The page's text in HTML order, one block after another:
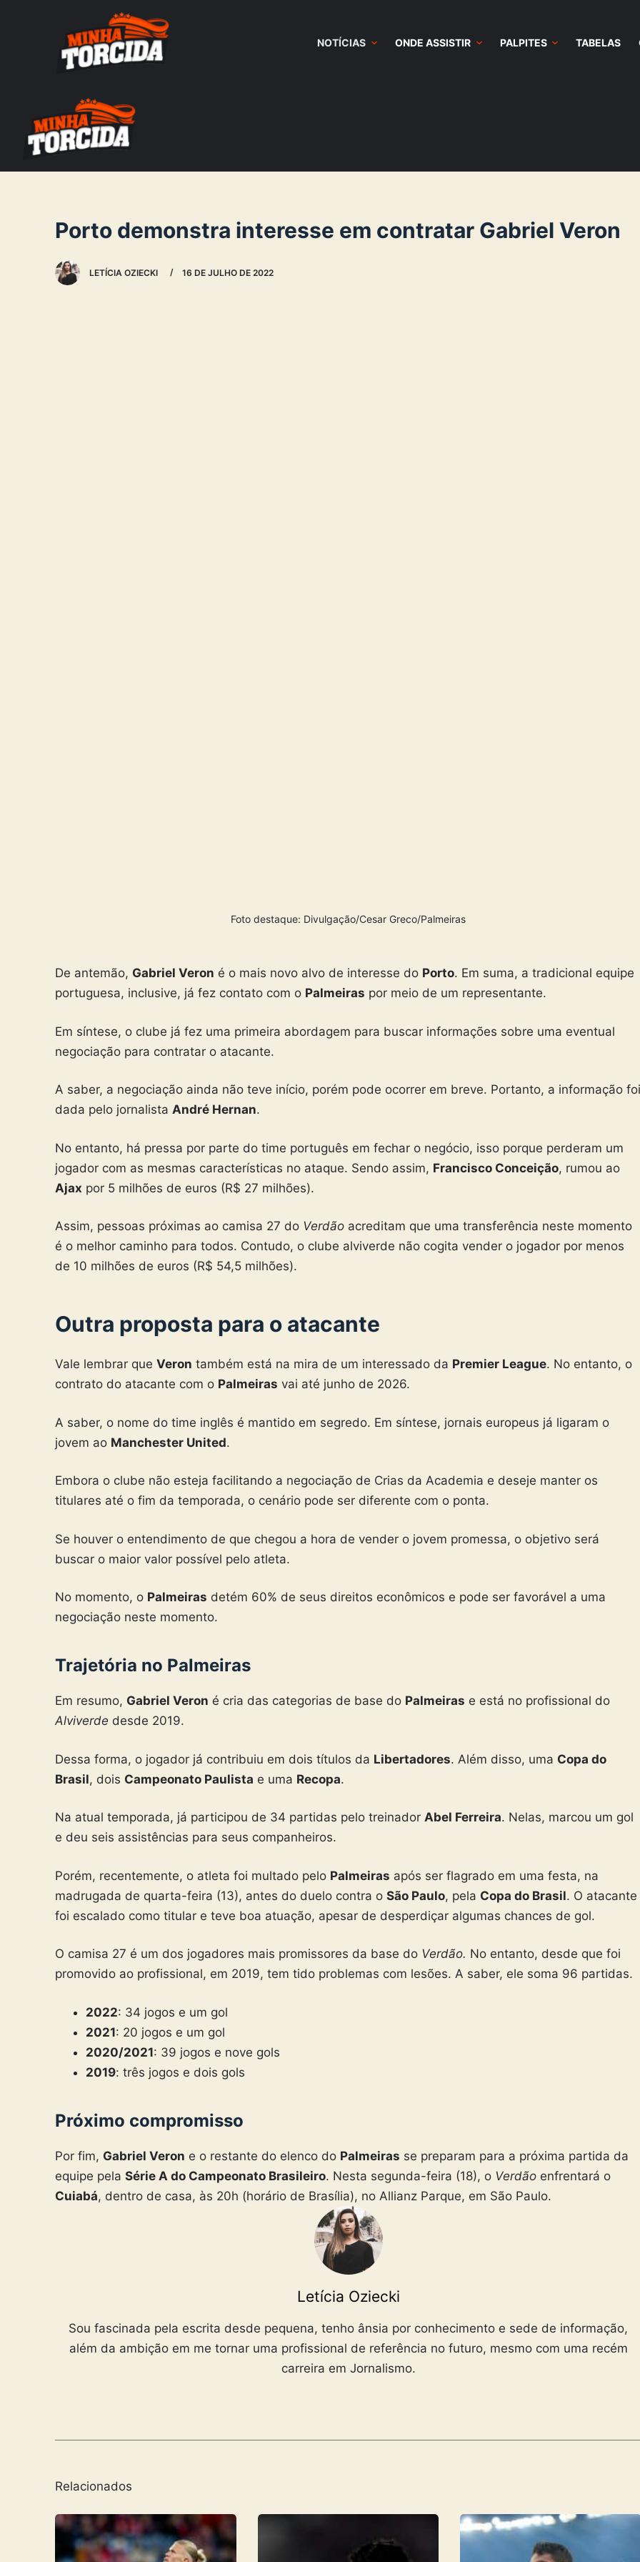
NOTÍCIAS ONDE ASSISTIR PALPITES TABELAS
Porto demonstra interesse em contratar Gabriel Veron
LETÍCIA OZIECKI 16 DE JULHO DE 2022
Foto destaque: Divulgação/Cesar Greco/Palmeiras
De antemão, Gabriel Veron é o mais novo alvo de interesse do Porto. Em suma, a tradicional equipe
portuguesa, inclusive, já fez contato com o Palmeiras por meio de um representante.
Em síntese, o clube já fez uma primeira abordagem para buscar informações sobre uma eventual
negociação para contratar o atacante.
A saber, a negociação ainda não teve início, porém pode ocorrer em breve. Portanto, a informação foi
dada pelo jornalista André Hernan.
No entanto, há pressa por parte do time português em fechar o negócio, isso porque perderam um
jogador com as mesmas características no ataque. Sendo assim, Francisco Conceição, rumou ao
Ajax por 5 milhões de euros (R$ 27 milhões).
Assim, pessoas próximas ao camisa 27 do Verdão acreditam que uma transferência neste momento
é o melhor caminho para todos. Contudo, o clube alviverde não cogita vender o jogador por menos
de 10 milhões de euros (R$ 54,5 milhões).
Outra proposta para o atacante
Vale lembrar que Veron também está na mira de um interessado da Premier League. No entanto, o
contrato do atacante com o Palmeiras vai até junho de 2026.
A saber, o nome do time inglês é mantido em segredo. Em síntese, jornais europeus já ligaram o
jovem ao Manchester United.
Embora o clube não esteja facilitando a negociação de Crias da Academia e deseje manter os
titulares até o fim da temporada, o cenário pode ser diferente com o ponta.
Se houver o entendimento de que chegou a hora de vender o jovem promessa, o objetivo será
buscar o maior valor possível pelo atleta.
No momento, o Palmeiras detém 60% de seus direitos econômicos e pode ser favorável a uma
negociação neste momento.
Trajetória no Palmeiras
Em resumo, Gabriel Veron é cria das categorias de base do Palmeiras e está no profissional do
Alviverde desde 2019.
Dessa forma, o jogador já contribuiu em dois títulos da Libertadores. Além disso, uma Copa do
Brasil, dois Campeonato Paulista e uma Recopa.
Na atual temporada, já participou de 34 partidas pelo treinador Abel Ferreira. Nelas, marcou um gol
e deu seis assistências para seus companheiros.
Porém, recentemente, o atleta foi multado pelo Palmeiras após ser flagrado em uma festa, na
madrugada de quarta-feira (13), antes do duelo contra o São Paulo, pela Copa do Brasil. O atacante
foi escalado como titular e teve boa atuação, apesar de desperdiçar algumas chances de gol.
O camisa 27 é um dos jogadores mais promissores da base do Verdão. No entanto, desde que foi
promovido ao profissional, em 2019, tem tido problemas com lesões. A saber, ele soma 96 partidas.
2022: 34 jogos e um gol
2021: 20 jogos e um gol
2020/2021: 39 jogos e nove gols
2019: três jogos e dois gols
Próximo compromisso
Por fim, Gabriel Veron e o restante do elenco do Palmeiras se preparam para a próxima partida da
equipe pela Série A do Campeonato Brasileiro. Nesta segunda-feira (18), o Verdão enfrentará o
Cuiabá, dentro de casa, às 20h (horário de Brasília), no Allianz Parque, em São Paulo.
Letícia Oziecki
Sou fascinada pela escrita desde pequena, tenho ânsia por conhecimento e sede de informação,
além da ambição em me tornar uma profissional de referência no futuro, mesmo com uma recém
carreira em Jornalismo.
Relacionados